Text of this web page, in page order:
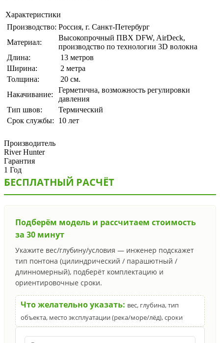
Характеристики
Производство: Россия, г. Санкт-Петербург
Материал:
Высокопрочный ПВХ DFW, AirDeck,
производство по технологии 3D волокна
Длина:
13 метров
Ширина:
2 метра
Толщина:
20 см.
Накачивание:
Герметична, возможность регулировки
давления
Тип швов:
Термический
Срок службы:
10 лет
Производитель
River Hunter
Гарантия
1 Год
БЕСПЛАТНЫЙ РАСЧЁТ
Подберём модель и рассчитаем стоимость
за 30 минут
Укажите вес/глубину/условия — инженер подскажет
тип понтона (цилиндрический / парашютный /
длинномерный), подберёт комплектацию и
ориентировочные сроки.
Что желательно указать: вес, глубина, тип
объекта, место эксплуатации (река/море/лёд), сроки